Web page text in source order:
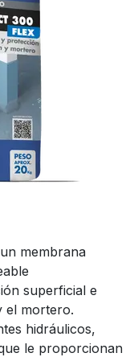
membrana
superficial e
el mortero.
hidráulicos,
le proporcionan